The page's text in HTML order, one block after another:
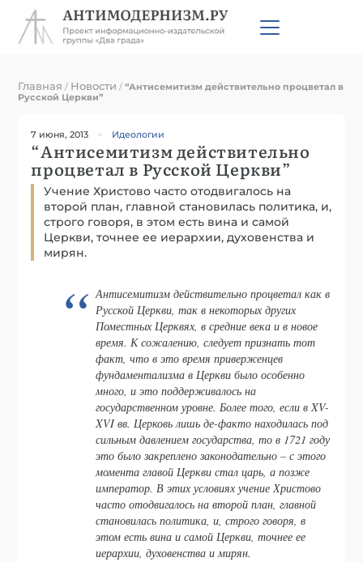
Главная / Новости /“Антисемитизм действительно процветал в
Русской Церкви”
7 июня, 2013 Идеологии
“Антисемитизм действительно
процветал в Русской Церкви”
Учение Христово часто отодвигалось на
второй план, главной становилась политика, и,
строго говоря, в этом есть вина и самой
Церкви, точнее ее иерархии, духовенства и
мирян.
Антисемитизм действительно процветал как в
Русской Церкви, так в некоторых других
Поместных Церквях, в средние века и в новое
время. К сожалению, следует признать тот
факт, что в это время приверженцев
фундаментализма в Церкви было особенно
много, и это поддерживалось на
государственном уровне. Более того, если в XV-
XVI вв. Церковь лишь де-факто находилась под
сильным давлением государства, то в 1721 году
это было закреплено законодательно – с этого
момента главой Церкви стал царь, а позже
император. В этих условиях учение Христово
часто отодвигалось на второй план, главной
становилась политика, и, строго говоря, в
этом есть вина и самой Церкви, точнее ее
иерархии, духовенства и мирян.